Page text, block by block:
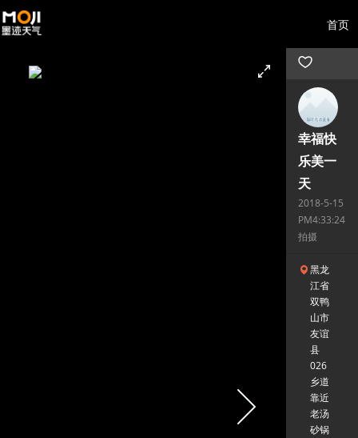
首页
幸福快
乐美一
天
2018-5-15
PM4:33:24
拍摄
黑龙
江省
双鸭
山市
友谊
县
026
乡道
靠近
老汤
砂锅